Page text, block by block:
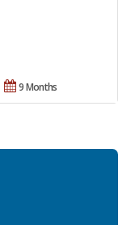
9 Months